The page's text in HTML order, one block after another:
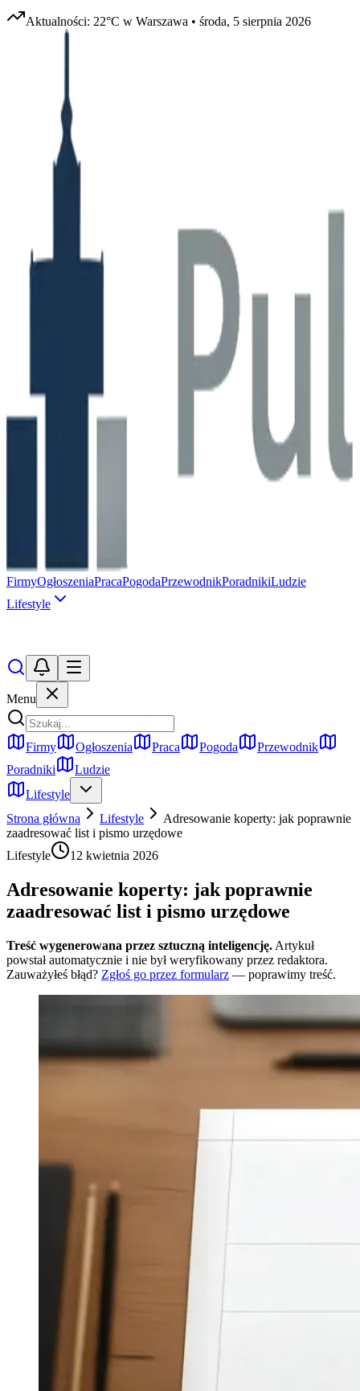
Aktualności: 22°C w Warszawa • środa, 5 sierpnia 2026
FirmyOgłoszeniaPracaPogodaPrzewodnikPoradnikiLudzie
Lifestyle
Menu
Firmy Ogłoszenia Praca Pogoda
Przewodnik
Poradniki
Ludzie
Lifestyle
Strona główna
Lifestyle
Adresowanie koperty: jak poprawnie
zaadresować list i pismo urzędowe
Lifestyle
12 kwietnia 2026
Adresowanie koperty: jak poprawnie
zaadresować list i pismo urzędowe
Treść wygenerowana przez sztuczną inteligencję. Artykuł
powstał automatycznie i nie był weryfikowany przez redaktora.
Zauważyłeś błąd? Zgłoś go przez formularz — poprawimy treść.